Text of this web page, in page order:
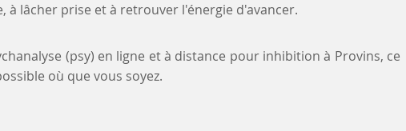
à lâcher prise et à retrouver l'énergie d'avancer.
(psy) en ligne et à distance pour inhibition à Provins, ce
où que vous soyez.